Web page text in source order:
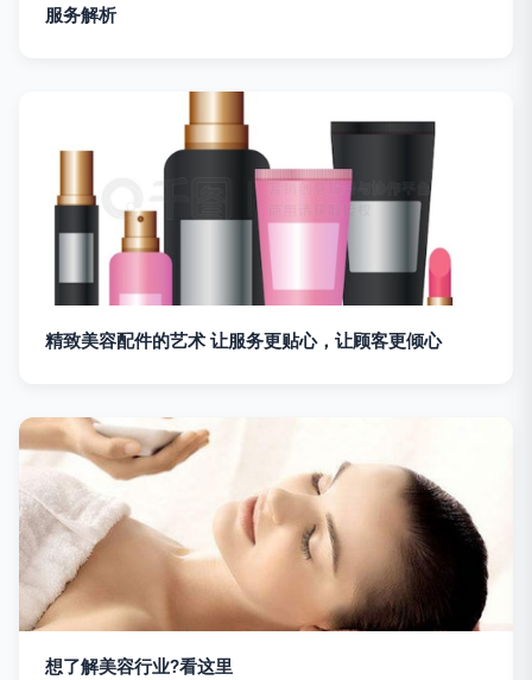
服务解析
精致美容配件的艺术 让服务更贴心，让顾客更倾心
想了解美容行业?看这里